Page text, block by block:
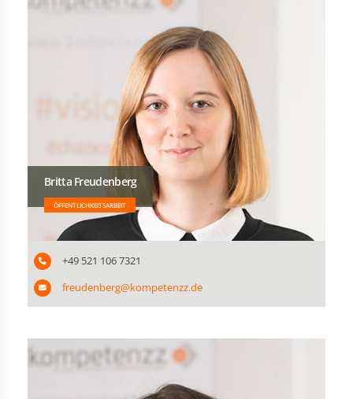
Britta Freudenberg
ÖFFENTLICHKEITSARBEIT
+49 521 106 7321
freudenberg@kompetenzz.de